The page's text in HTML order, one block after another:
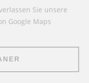
Sie unsere
Google Maps